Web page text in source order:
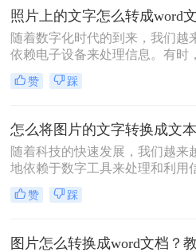
word表格呢？以下将介绍几种常
方法，帮助你将图片表格转换成
表格。
随着数字化时代的到来，我们越
依赖电子设备来处理信息。有时
们可能需要从照片中提取文字内
并将其转换为可编辑的Word文档
如从书籍、报纸、海报、名片，
是手写笔记中提取信息。那么照
的文字怎么转成word文档呢？本
介绍几种常用的方法，帮助你轻
将照片上的文字转换成Word文档
赞 踩
随着科技的快速发展，我们越来
地依赖于数字工具来处理和利用
息。在日常生活中，我们经常会
需要将图片中的文字转换成可编
片中的标语、还是社交媒体上的
赞 踩